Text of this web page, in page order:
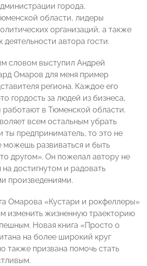
города,
области, лидеры
организаций, а также
автора гости.
словом выступил Андрей
Омаров для меня пример
региона. Каждое его
гордость за людей из бизнеса,
в Тюменской области.
всем остальным убрать
ты предприниматель, то это не
можешь развиваться и быть
другом». Он пожелал автору не
на достигнутом и радовать
произведениями.
Омарова «Кустари и рокфеллеры»
изменить жизненную траекторию
Новая книга «Просто о
на более широкий круг
также призвана помочь стать